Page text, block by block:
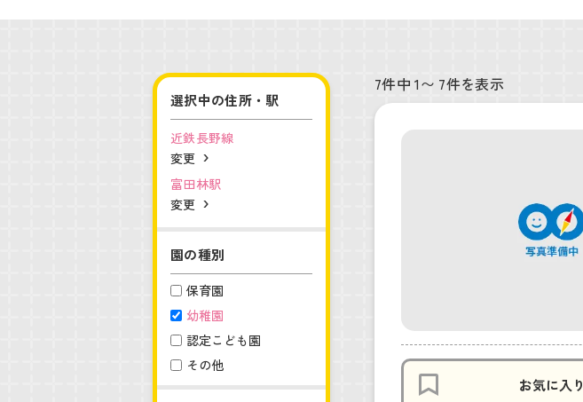
選択中の住所・駅
近鉄長野線
変更
富田林駅
変更
園の種別
保育園
幼稚園
認定こども園
その他
7件中 1〜 7件を表示
お気に入り